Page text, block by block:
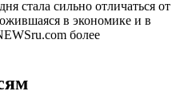
стала сильно отличаться от
в экономике и в
более